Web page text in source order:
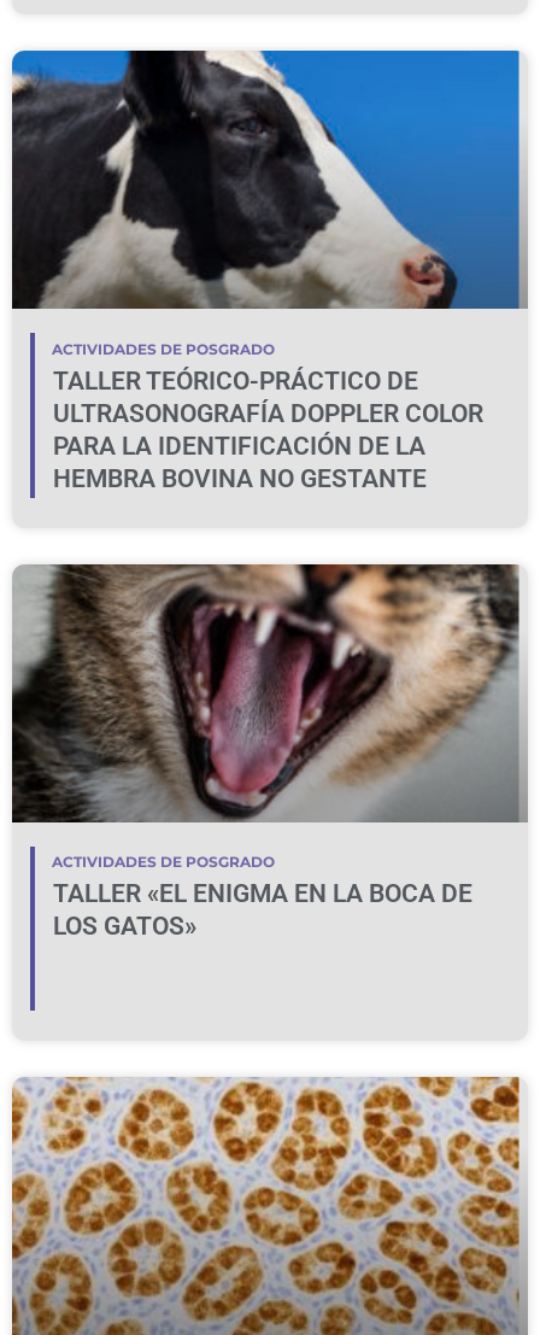
ACTIVIDADES DE POSGRADO
TALLER TEÓRICO-PRÁCTICO DE
ULTRASONOGRAFÍA DOPPLER COLOR
PARA LA IDENTIFICACIÓN DE LA
HEMBRA BOVINA NO GESTANTE
ACTIVIDADES DE POSGRADO
TALLER «EL ENIGMA EN LA BOCA DE
LOS GATOS»